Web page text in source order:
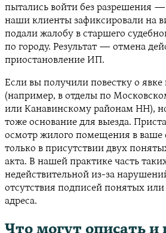
пытались войти без разрешения
наши клиенты зафиксировали на
подали жалобу в старшего
по городу. Результат — отмена
приостановление ИП.
Если вы получили повестку о
(например, в отделы по
или Канавинскому районам НН),
тоже основание для выезда.
осмотр жилого помещения в ваше
только в присутствии двух
акта. В нашей практике часть
недействительной из-за
отсутствия подписей понятых или
адреса.
Что могут описать и